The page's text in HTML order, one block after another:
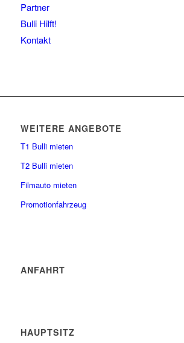
Partner
Bulli Hilft!
Kontakt
WEITERE ANGEBOTE
T1 Bulli mieten
T2 Bulli mieten
Filmauto mieten
Promotionfahrzeug
ANFAHRT
HAUPTSITZ